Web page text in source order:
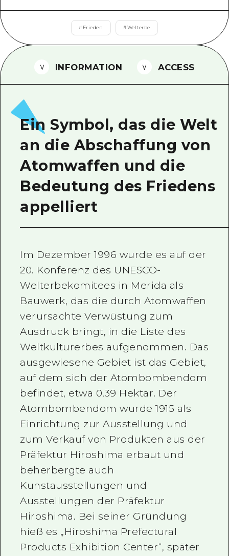
Videos von Hiroshima
# Frieden #Welterbe
INFORMATION ACCESS
Ein Symbol, das die Welt
an die Abschaffung von
Atomwaffen und die
Bedeutung des Friedens
appelliert
Im Dezember 1996 wurde es auf der
20. Konferenz des UNESCO-
Welterbekomitees in Merida als
Bauwerk, das die durch Atomwaffen
verursachte Verwüstung zum
Ausdruck bringt, in die Liste des
Weltkulturerbes aufgenommen. Das
ausgewiesene Gebiet ist das Gebiet,
auf dem sich der Atombombendom
befindet, etwa 0,39 Hektar. Der
Atombombendom wurde 1915 als
Einrichtung zur Ausstellung und
zum Verkauf von Produkten aus der
Präfektur Hiroshima erbaut und
beherbergte auch
Kunstausstellungen und
Ausstellungen der Präfektur
Hiroshima. Bei seiner Gründung
hieß es „Hiroshima Prefectural
Products Exhibition Center“, später